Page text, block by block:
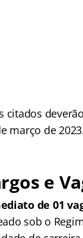
citados
março de
e
de 01
sob o